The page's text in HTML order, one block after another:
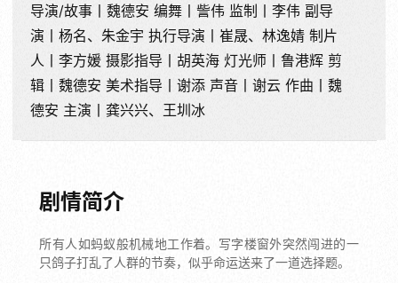
导演/故事丨魏德安 编舞丨訾伟 监制丨李伟 副导
演丨杨名、朱金宇 执行导演丨崔晟、林逸婧 制片
人丨李方媛 摄影指导丨胡英海 灯光师丨鲁港辉 剪
辑丨魏德安 美术指导丨谢添 声音丨谢云 作曲丨魏
德安 主演丨龚兴兴、王圳冰
剧情简介
所有人如蚂蚁般机械地工作着。写字楼窗外突然闯进的一
只鸽子打乱了人群的节奏，似乎命运送来了一道选择题。